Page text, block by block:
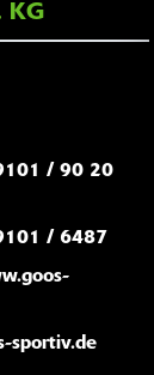
KG
/ 90 20
/ 6487
sportiv.de